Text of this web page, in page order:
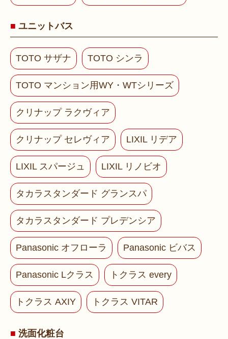
ユニットバス
TOTO サザナ TOTO シンラ
TOTO マンション用WY・WTシリーズ
クリナップ ラクヴィア
クリナップ セレヴィア LIXIL リデア
LIXIL スパージュ LIXIL リノビオ
タカラスタンダード グランスパ
タカラスタンダード プレデンシア
Panasonic オフローラ Panasonic ビバス
Panasonic Lクラス トクラス every
トクラス AXIY トクラス VITAR
洗面化粧台